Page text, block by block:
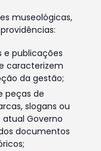
museológicas,
publicações
caracterizem
da gestão;
peças de
slogans ou
Governo
documentos